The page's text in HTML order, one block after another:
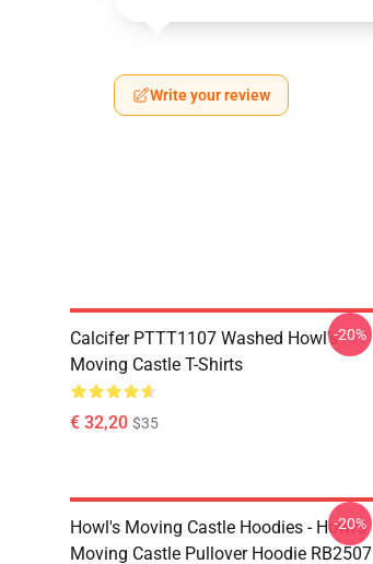
Write your review
Calcifer PTTT1107 Washed Howl's
Moving Castle T-Shirts
€ 32,20 $35
-20%
Howl's Moving Castle Hoodies - Howl's
Moving Castle Pullover Hoodie RB2507
-20%